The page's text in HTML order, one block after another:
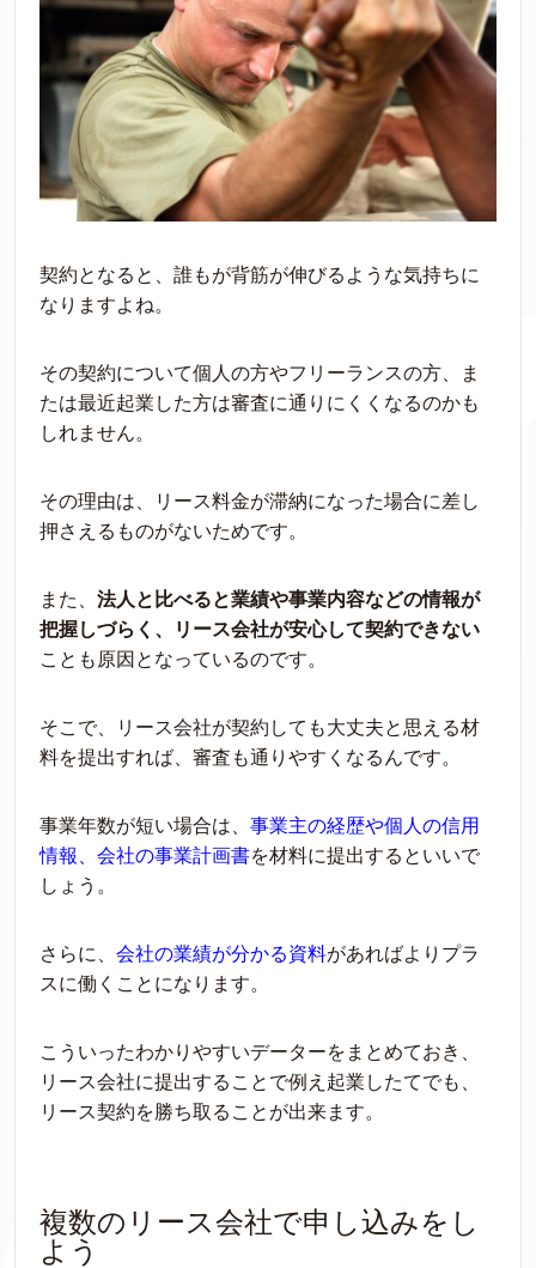
契約となると、 誰もが背筋が伸びるような気持ちに
なりますよね。
その契約について個人の方やフリーランスの方、ま
たは最近起業した方は審査に通りにくくなるのかも
しれません。
その理由は 、リース料金が滞納になった場合に差し
押さえるものがないためです。
また、 法人と 比べると業績や事業内容などの情報が
把握しづらく、リース会社が安心して契約できない
ことも 原因 となっているのです。
そこで、リース会社が契約しても大丈夫と思える材
料を提出すれば、審査も通りやすくなるんです。
事業年数が短い場合は、 事業主の経歴や個人の信用
情報、会社の事業計画書を材料に提出するといいで
しょう。
さらに、 会社の業績が分かる資料があればより プラ
スに働 くことになります。
こういったわかりやすいデーターをまとめておき、
リース会社に提出することで例え起業したてでも、
リース契約を勝ち取ることが出来ます。
複数のリース会社で申し込みをし
よう